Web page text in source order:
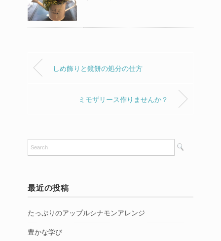
しめ飾りと鏡餅の処分の仕方
ミモザリース作りませんか？
最近の投稿
たっぷりのアップルシナモンアレンジ
豊かな学び